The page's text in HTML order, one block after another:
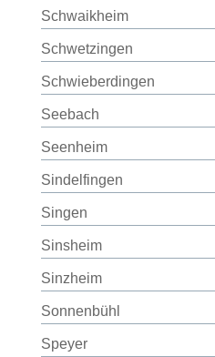
Schwaikheim
Schwetzingen
Schwieberdingen
Seebach
Seenheim
Sindelfingen
Singen
Sinsheim
Sinzheim
Sonnenbühl
Speyer